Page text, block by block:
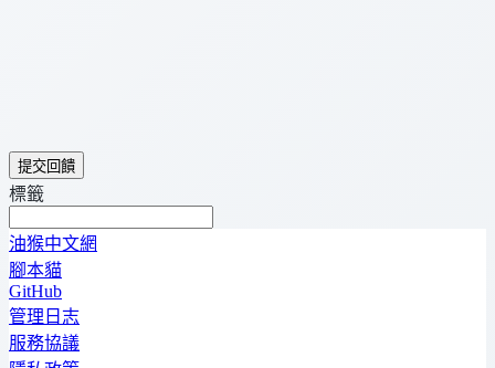
提交回饋
標籤
油猴中文網
腳本貓
GitHub
管理日志
服務協議